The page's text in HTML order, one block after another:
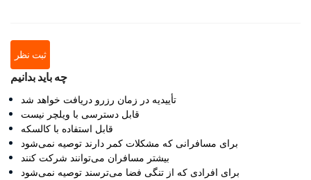
ثبت نظر
چه باید بدانیم
تأییدیه در زمان رزرو دریافت خواهد شد
قابل دسترسی با ویلچر نیست
قابل استفاده با کالسکه
برای مسافرانی که مشکلات کمر دارند توصیه نمی‌شود
بیشتر مسافران می‌توانند شرکت کنند
برای افرادی که از تنگی فضا می‌ترسند توصیه نمی‌شود